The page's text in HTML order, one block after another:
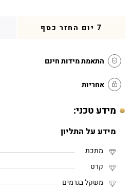
7 יום החזר כסף
התאמת מידות חינם
אחריות
מידע טכני:
מידע על התליון
מתכת
קרט
משקל בגרמים